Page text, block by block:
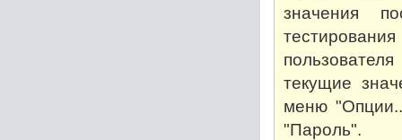
значения
текущие
меню
"Пароль".